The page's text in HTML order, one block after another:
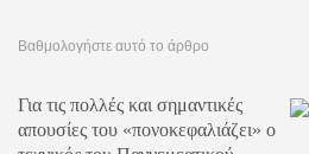
Βαθμολογήστε αυτό το άρθρο
Για τις πολλές και σημαντικές
απουσίες του «πονοκεφαλιάζει» ο